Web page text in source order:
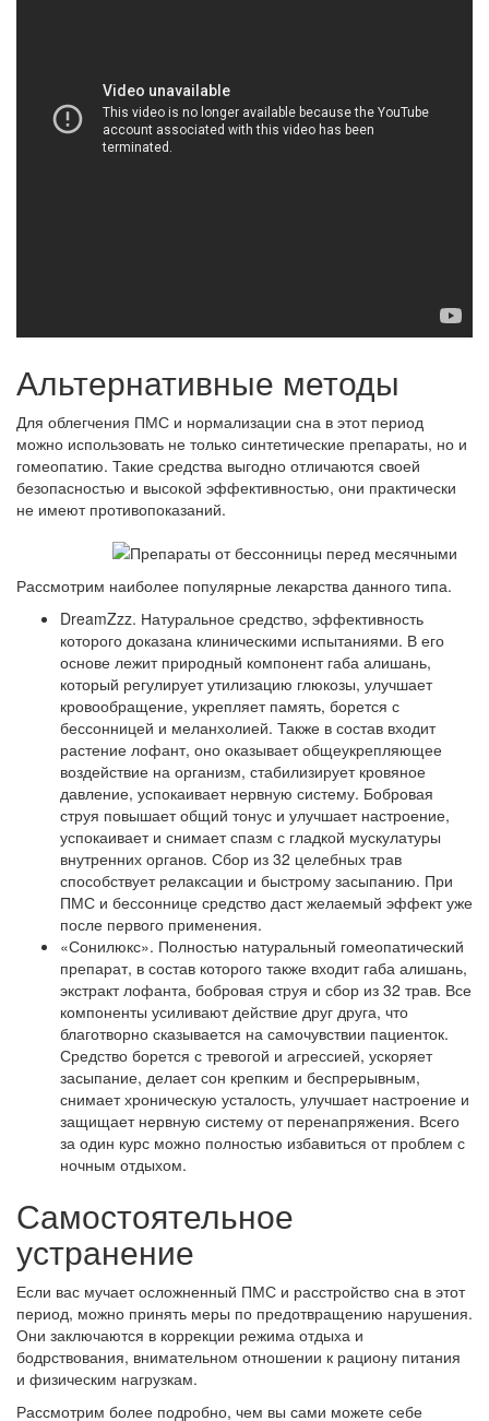
Альтернативные методы
Для облегчения ПМС и нормализации сна в этот период
можно использовать не только синтетические препараты, но и
гомеопатию. Такие средства выгодно отличаются своей
безопасностью и высокой эффективностью, они практически
не имеют противопоказаний.
Рассмотрим наиболее популярные лекарства данного типа.
DreamZzz. Натуральное средство, эффективность
которого доказана клиническими испытаниями. В его
основе лежит природный компонент габа алишань,
который регулирует утилизацию глюкозы, улучшает
кровообращение, укрепляет память, борется с
бессонницей и меланхолией. Также в состав входит
растение лофант, оно оказывает общеукрепляющее
воздействие на организм, стабилизирует кровяное
давление, успокаивает нервную систему. Бобровая
струя повышает общий тонус и улучшает настроение,
успокаивает и снимает спазм с гладкой мускулатуры
внутренних органов. Сбор из 32 целебных трав
способствует релаксации и быстрому засыпанию. При
ПМС и бессоннице средство даст желаемый эффект уже
после первого применения.
«Сонилюкс». Полностью натуральный гомеопатический
препарат, в состав которого также входит габа алишань,
экстракт лофанта, бобровая струя и сбор из 32 трав. Все
компоненты усиливают действие друг друга, что
благотворно сказывается на самочувствии пациенток.
Средство борется с тревогой и агрессией, ускоряет
засыпание, делает сон крепким и беспрерывным,
снимает хроническую усталость, улучшает настроение и
защищает нервную систему от перенапряжения. Всего
за один курс можно полностью избавиться от проблем с
ночным отдыхом.
Самостоятельное
устранение
Если вас мучает осложненный ПМС и расстройство сна в этот
период, можно принять меры по предотвращению нарушения.
Они заключаются в коррекции режима отдыха и
бодрствования, внимательном отношении к рациону питания
и физическим нагрузкам.
Рассмотрим более подробно, чем вы сами можете себе